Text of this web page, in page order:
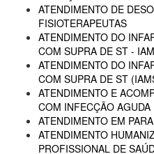
ATENDIMENTO DE
FISIOTERAPEUTAS
ATENDIMENTO DO
COM SUPRA DE ST -
ATENDIMENTO DO
COM SUPRA DE ST
ATENDIMENTO E
COM INFECÇÃO
ATENDIMENTO EM
ATENDIMENTO
PROFISSIONAL DE